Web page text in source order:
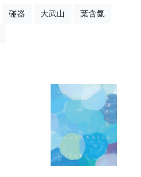
碰器 大武山 葉含氤